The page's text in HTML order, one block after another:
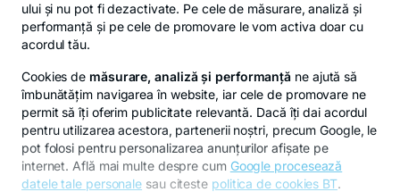
ului și nu pot fi dezactivate. Pe cele de măsurare, analiză și
performanță și pe cele de promovare le vom activa doar cu
acordul tău.
Cookies de măsurare, analiză și performanță ne ajută să
îmbunătățim navigarea în website, iar cele de promovare ne
permit să îți oferim publicitate relevantă. Dacă îți dai acordul
pentru utilizarea acestora, partenerii noștri, precum Google, le
pot folosi pentru personalizarea anunțurilor afișate pe
internet. Află mai multe despre cum Google procesează
datele tale personale sau citeste politica de cookies BT.